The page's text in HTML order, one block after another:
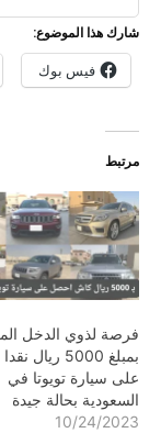
شارك هذا الموضوع:
فيس بوك
مرتبط
فرصة لذوي الدخل
بمبلغ 5000
على سيارة تويوتا في
السعودية بحالة جيدة
10/24/2023